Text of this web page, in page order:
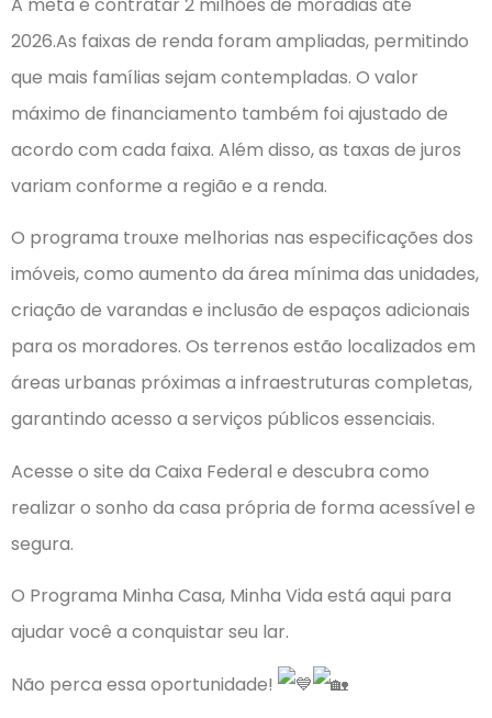
2026.As faixas de renda foram ampliadas, permitindo
que mais famílias sejam contempladas. O valor
máximo de financiamento também foi ajustado de
acordo com cada faixa. Além disso, as taxas de juros
variam conforme a região e a renda.
O programa trouxe melhorias nas especificações dos
imóveis, como aumento da área mínima das unidades,
criação de varandas e inclusão de espaços adicionais
para os moradores. Os terrenos estão localizados em
áreas urbanas próximas a infraestruturas completas,
garantindo acesso a serviços públicos essenciais.
Acesse o site da Caixa Federal e descubra como
realizar o sonho da casa própria de forma acessível e
segura.
O Programa Minha Casa, Minha Vida está aqui para
ajudar você a conquistar seu lar.
Não perca essa oportunidade!